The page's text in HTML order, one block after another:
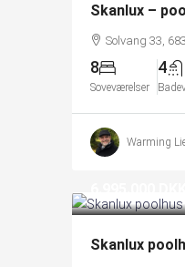
Skanlux –
Solvang 33,
8
Soveværelser
4
Warming
Skanlux